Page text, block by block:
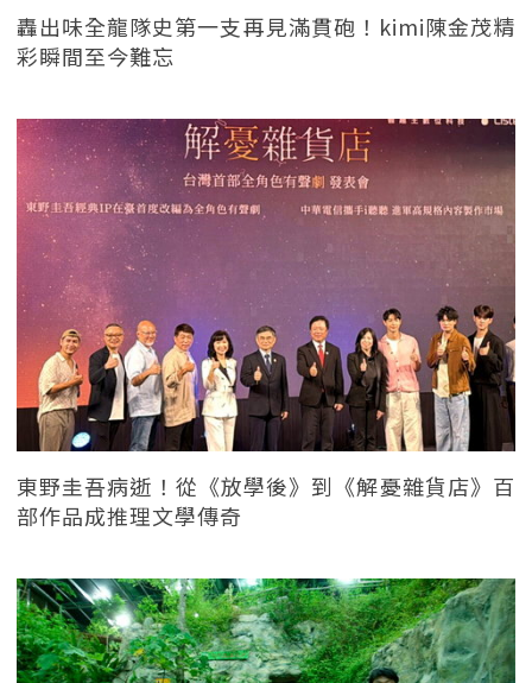
轟出味全龍隊史第一支再見滿貫砲！kimi陳金茂精
彩瞬間至今難忘
東野圭吾病逝！從《放學後》到《解憂雜貨店》百
部作品成推理文學傳奇